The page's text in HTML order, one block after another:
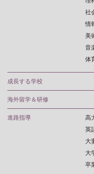
社
情
美
音
体
成長する学校
海外留学＆研修
進路指導
高
英
大
大
卒